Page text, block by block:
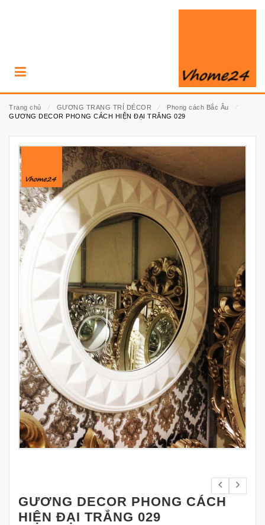
Trang chủ ⁄ GƯƠNG TRANG TRÍ DÉCOR ⁄ Phong cách Bắc Âu
⁄
GƯƠNG DECOR PHONG CÁCH HIỆN ĐẠI TRẮNG 029
GƯƠNG DECOR PHONG CÁCH
HIỆN ĐẠI TRẮNG 029